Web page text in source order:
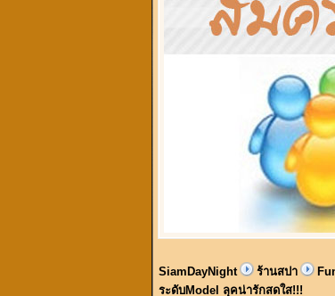
SiamDayNight ร้านสปา
ระดับModel ลุคน่ารักสดใส!!!